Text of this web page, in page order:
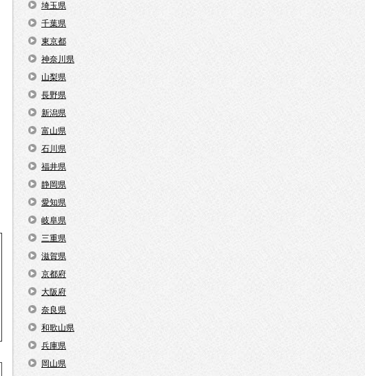
埼玉県
千葉県
東京都
神奈川県
山梨県
長野県
新潟県
富山県
石川県
福井県
静岡県
愛知県
岐阜県
三重県
滋賀県
京都府
大阪府
奈良県
和歌山県
兵庫県
岡山県